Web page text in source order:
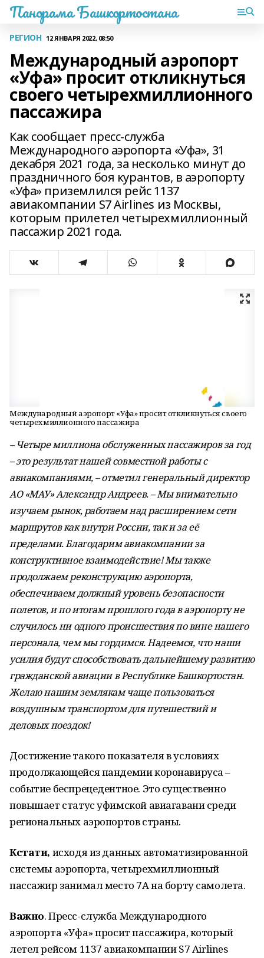
Панорама Башкортостана
РЕГИОН 12 ЯНВАРЯ 2022, 08:50
Международный аэропорт
«Уфа» просит откликнуться
своего четырехмиллионного
пассажира
Как сообщает пресс-служба
Международного аэропорта «Уфа», 31
декабря 2021 года, за несколько минут до
праздничного боя курантов, в аэропорту
«Уфа» приземлился рейс 1137
авиакомпании S7 Airlines из Москвы,
которым прилетел четырехмиллионный
пассажир 2021 года.
Международный аэропорт «Уфа» просит откликнуться своего
четырехмиллионного пассажира
– Четыре миллиона обслуженных пассажиров за год
– это результат нашей совместной работы с
авиакомпаниями, – отметил генеральный директор
АО «МАУ» Александр Андреев. – Мы внимательно
изучаем рынок, работаем над расширением сети
маршрутов как внутри России, так и за её
пределами. Благодарим авиакомпании за
конструктивное взаимодействие! Мы также
продолжаем реконструкцию аэропорта,
обеспечиваем должный уровень безопасности
полетов, и по итогам прошлого года в аэропорту не
случилось ни одного происшествия по вине нашего
персонала, чем мы гордимся. Надеемся, что наши
усилия будут способствовать дальнейшему развитию
гражданской авиации в Республике Башкортостан.
Желаю нашим землякам чаще пользоваться
воздушным транспортом для путешествий и
деловых поездок!
Достижение такого показателя в условиях
продолжающейся пандемии коронавируса –
событие беспрецедентное. Это существенно
повышает статус уфимской авиагавани среди
региональных аэропортов страны.
Кстати, исходя из данных автоматизированной
системы аэропорта, четырехмиллионный
пассажир занимал место 7А на борту самолета.
Важно. Пресс-служба Международного
аэропорта «Уфа» просит пассажира, который
летел рейсом 1137 авиакомпании S7 Airlines